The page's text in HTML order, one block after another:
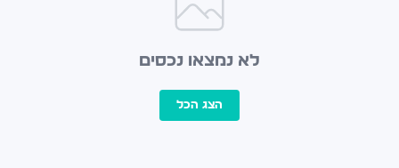
לא נמצאו נכסים
הצג הכל